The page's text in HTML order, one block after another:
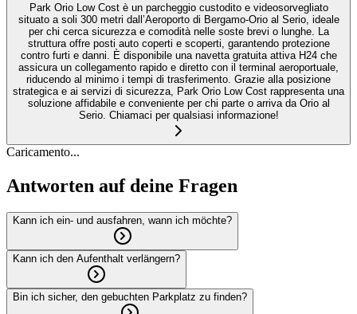
Park Orio Low Cost è un parcheggio custodito e videosorvegliato
situato a soli 300 metri dall’Aeroporto di Bergamo-Orio al Serio, ideale
per chi cerca sicurezza e comodità nelle soste brevi o lunghe. La
struttura offre posti auto coperti e scoperti, garantendo protezione
contro furti e danni. È disponibile una navetta gratuita attiva H24 che
assicura un collegamento rapido e diretto con il terminal aeroportuale,
riducendo al minimo i tempi di trasferimento. Grazie alla posizione
strategica e ai servizi di sicurezza, Park Orio Low Cost rappresenta una
soluzione affidabile e conveniente per chi parte o arriva da Orio al
Serio. Chiamaci per qualsiasi informazione!
Caricamento...
Antworten auf deine Fragen
Kann ich ein- und ausfahren, wann ich möchte?
Kann ich den Aufenthalt verlängern?
Bin ich sicher, den gebuchten Parkplatz zu finden?